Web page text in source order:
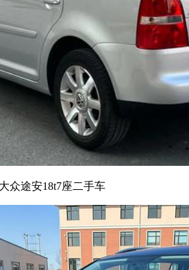
众途安18t7座二手车